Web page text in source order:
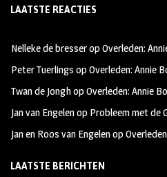
b
oo
k
ag
m
tt
LAATSTE REACTIES
Nelleke de bresseropOverleden:
Peter Tuerlings opOverleden: Annie
Twan de JonghopOverleden: Annie
Jan van Engelenop Probleem met de
Jan en Roos van Engelenop
LAATSTE BERICHTEN